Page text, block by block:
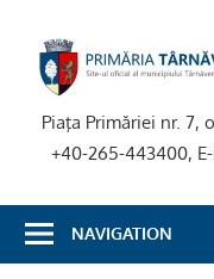
content
Piaţa Primăriei nr. 7,
+40-265-443400,
NAVIGATION